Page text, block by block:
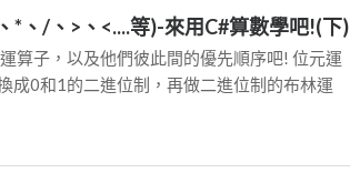
*、/、>、<....等)-來用C#算數學吧!(下)
算子，以及他們彼此間的優先順序吧! 位元運
成0和1的二進位制，再做二進位制的布林運